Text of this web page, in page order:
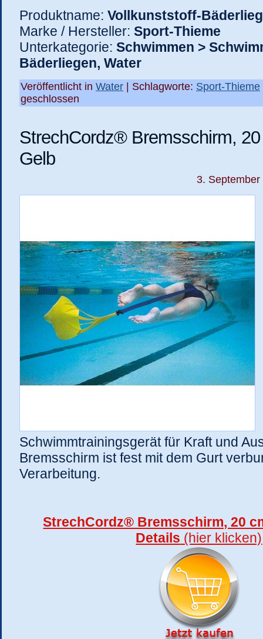
Produktname: Vollkunststoff-
Marke / Hersteller: Sport-Thieme
Unterkategorie: Schwimmen >
Bäderliegen, Water
Veröffentlicht in Water | Schlagworte: Sport-Thieme
geschlossen
StrechCordz® Bremsschirm,
Gelb
3.
Schwimmtrainingsgerät für Kraft und
Bremsschirm ist fest mit dem Gurt
Verarbeitung.
StrechCordz® Bremsschirm, 20
Details (hier klicken)